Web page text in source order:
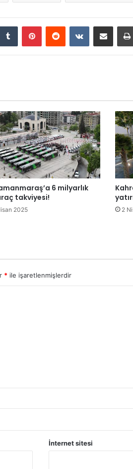
Tumblr PinterestReddit VKontakteE-Posta ile paylaş
6 milyarlık
takviyesi!
2025 2
* ile işaretlenmişlerdir
İnternet sitesi